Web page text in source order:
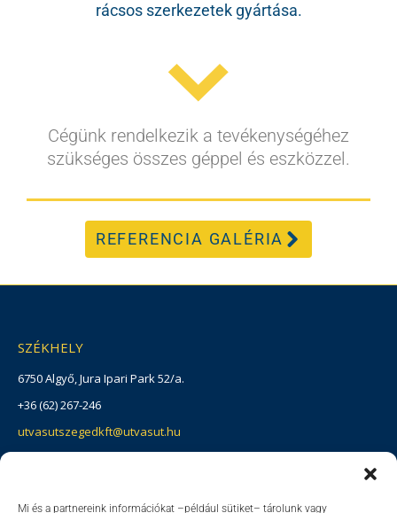
Mi és a partnereink információkat –például sütiket– tárolunk vagy
rácsos szerkezetek gyártása.
Cégünk rendelkezik a tevékenységéhez
szükséges összes géppel és eszközzel.
REFERENCIA GALÉRIA
SZÉKHELY
6750 Algyő, Jura Ipari Park 52/a.
+36 (62) 267-246
utvasutszegedkft@utvasut.hu
1025 Budapest, Mandula u.17.